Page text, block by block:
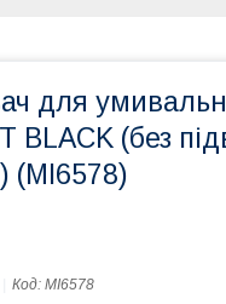
для
BLACK (без
(MI6578)
Код: MI6578